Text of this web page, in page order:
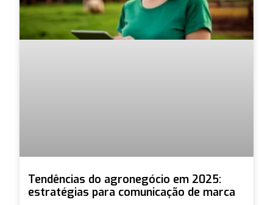
Tendências do agronegócio em 2025:
estratégias para comunicação de marca